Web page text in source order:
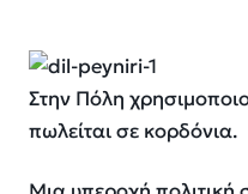
Στην Πόλη
πωλείται σε κορδόνια.